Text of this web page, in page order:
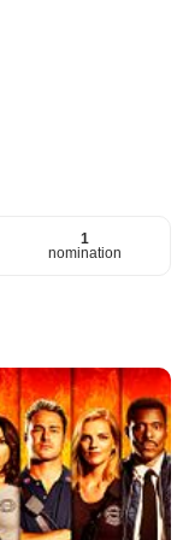
1
nomination